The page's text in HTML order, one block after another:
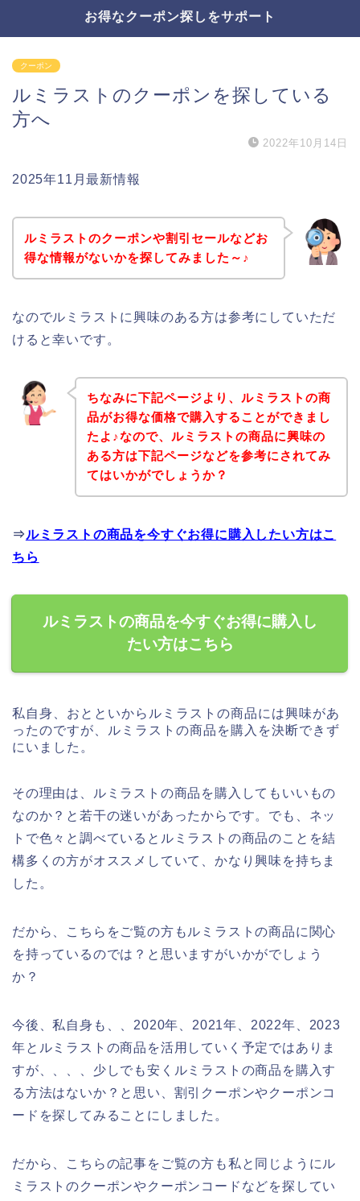
お得なクーポン探しをサポート
クーポン
ルミラストのクーポンを探している
方へ
2022年10月14日
2025年11月最新情報
ルミラストのクーポンや割引セールなどお
得な情報がないかを探してみました～♪
なのでルミラストに興味のある方は参考にしていただ
けると幸いです。
ちなみに下記ページより、ルミラストの商
品がお得な価格で購入することができまし
たよ♪なので、ルミラストの商品に興味の
ある方は下記ページなどを参考にされてみ
てはいかがでしょうか？
⇒ルミラストの商品を今すぐお得に購入したい方はこ
ちら
ルミラストの商品を今すぐお得に購入し
たい方はこちら
私自身、おとといからルミラストの商品には興味があ
ったのですが、ルミラストの商品を購入を決断できず
にいました。
その理由は、ルミラストの商品を購入してもいいもの
なのか？と若干の迷いがあったからです。でも、ネッ
トで色々と調べているとルミラストの商品のことを結
構多くの方がオススメしていて、かなり興味を持ちま
した。
だから、こちらをご覧の方もルミラストの商品に関心
を持っているのでは？と思いますがいかがでしょう
か？
今後、私自身も、、2020年、2021年、2022年、2023
年とルミラストの商品を活用していく予定ではありま
すが、、、、少しでも安くルミラストの商品を購入す
る方法はないか？と思い、割引クーポンやクーポンコ
ードを探してみることにしました。
だから、こちらの記事をご覧の方も私と同じようにル
ミラストのクーポンやクーポンコードなどを探してい